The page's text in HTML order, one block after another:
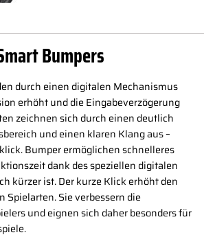
Bumpers
durch einen digitalen Mechanismus
erhöht und die Eingabeverzögerung
zeichnen sich durch einen deutlich
und einen klaren Klang aus –
Bumper ermöglichen schnelleres
dank des speziellen digitalen
kürzer ist. Der kurze Klick erhöht den
Spielarten. Sie verbessern die
und eignen sich daher besonders für